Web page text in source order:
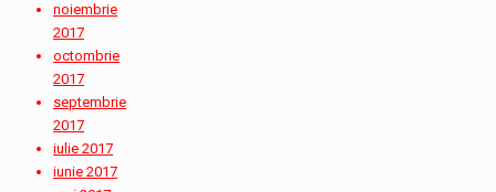
noiembrie
2017
octombrie
2017
septembrie
2017
iulie 2017
iunie 2017